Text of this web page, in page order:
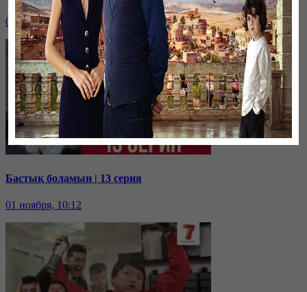
01 ноября, 10:14
Бастық боламын | 13 серия
01 ноября, 10:12